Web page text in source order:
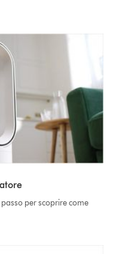
per scoprire come